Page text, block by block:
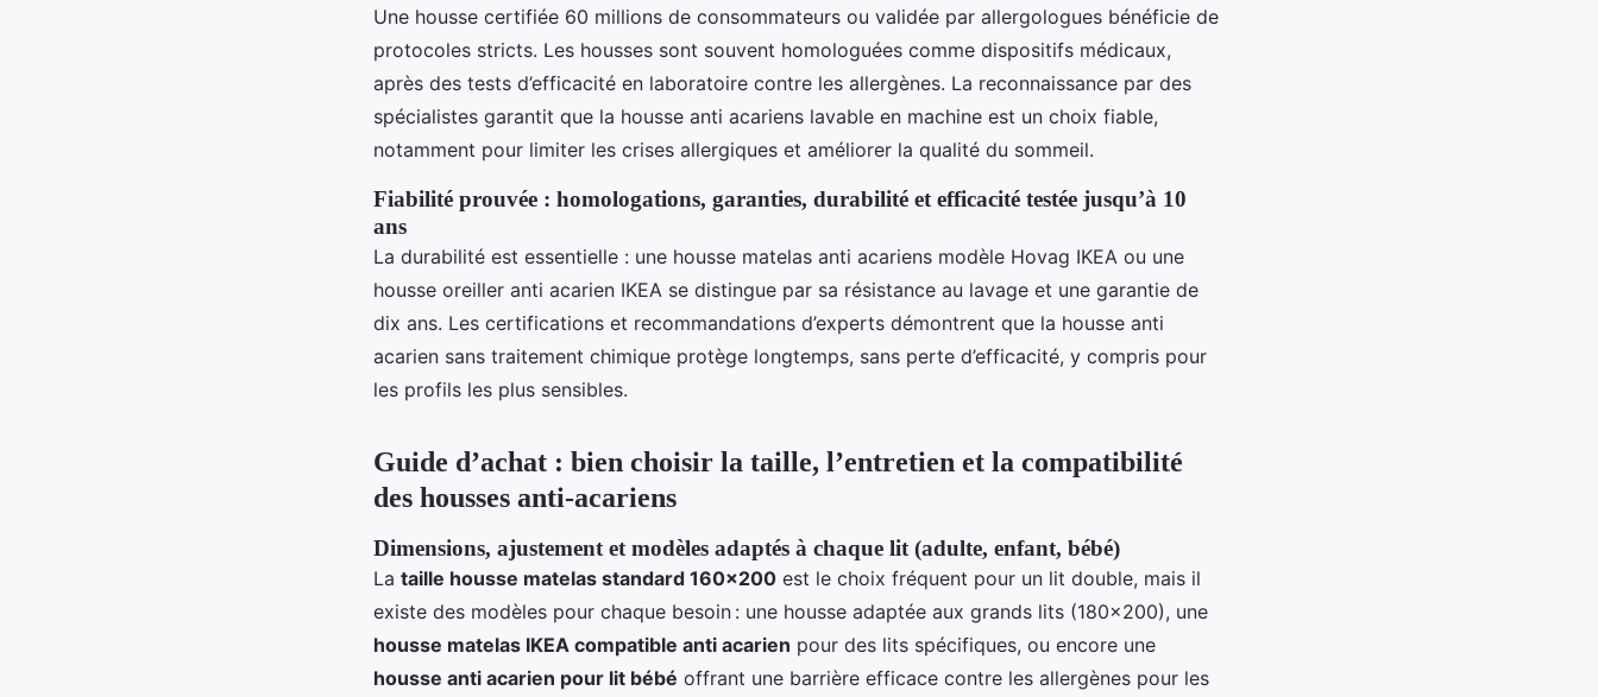
Une housse certifiée 60 millions de consommateurs ou validée par allergologues bénéficie de
protocoles stricts. Les housses sont souvent homologuées comme dispositifs médicaux,
après des tests d’efficacité en laboratoire contre les allergènes. La reconnaissance par des
spécialistes garantit que la housse anti acariens lavable en machine est un choix fiable,
notamment pour limiter les crises allergiques et améliorer la qualité du sommeil.
Fiabilité prouvée : homologations, garanties, durabilité et efficacité testée jusqu’à 10
ans
La durabilité est essentielle : une housse matelas anti acariens modèle Hovag IKEA ou une
housse oreiller anti acarien IKEA se distingue par sa résistance au lavage et une garantie de
dix ans. Les certifications et recommandations d’experts démontrent que la housse anti
acarien sans traitement chimique protège longtemps, sans perte d’efficacité, y compris pour
les profils les plus sensibles.
Guide d’achat : bien choisir la taille, l’entretien et la compatibilité
des housses anti-acariens
Dimensions, ajustement et modèles adaptés à chaque lit (adulte, enfant, bébé)
La taille housse matelas standard 160x200 est le choix fréquent pour un lit double, mais il
existe des modèles pour chaque besoin : une housse adaptée aux grands lits (180x200), une
housse matelas IKEA compatible anti acarien pour des lits spécifiques, ou encore une
housse anti acarien pour lit bébé offrant une barrière efficace contre les allergènes pour les